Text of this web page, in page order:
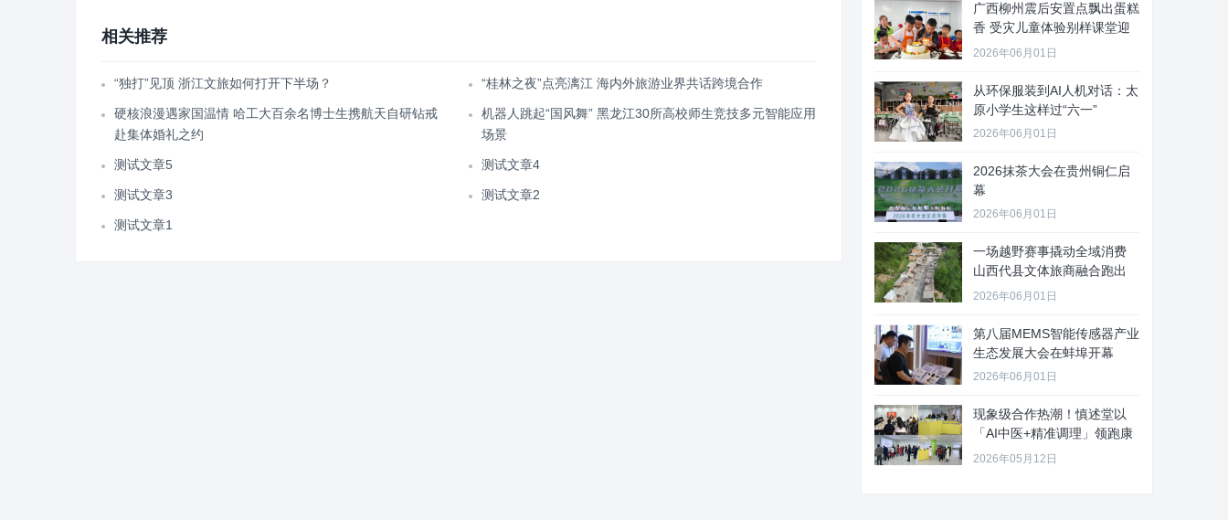
相关推荐
“独打”见顶 浙江文旅如何打开下半场？ “桂林之夜”点亮漓江 海内外旅游业界共话跨境合作
硬核浪漫遇家国温情 哈工大百余名博士生携航天自研钻戒
赴集体婚礼之约
机器人跳起“国风舞” 黑龙江30所高校师生竞技多元智能应用
场景
测试文章5 测试文章4
测试文章3 测试文章2
测试文章1
广西柳州震后安置点飘出蛋糕
香 受灾儿童体验别样课堂迎
“六
2026年06月01日
从环保服装到AI人机对话：太
原小学生这样过“六一”
2026年06月01日
2026抹茶大会在贵州铜仁启
幕
2026年06月01日
一场越野赛事撬动全域消费
山西代县文体旅商融合跑出
“加速
2026年06月01日
第八届MEMS智能传感器产业
生态发展大会在蚌埠开幕
2026年06月01日
现象级合作热潮！慎述堂以
「AI中医+精准调理」领跑康
养新
2026年05月12日